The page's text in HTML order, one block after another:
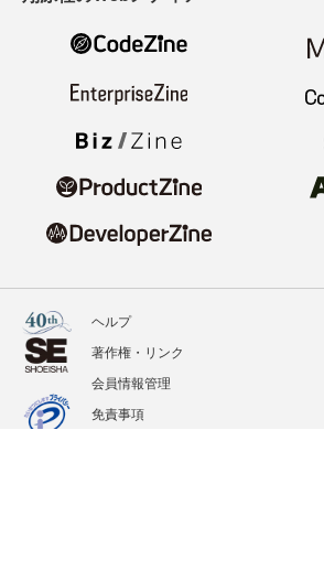
ヘルプ
著作権・リンク
会員情報管理
免責事項